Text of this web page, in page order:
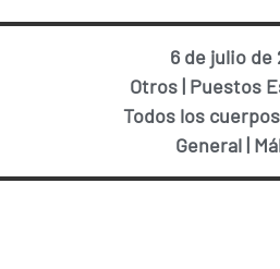
6 de julio de
Otros| Puestos
Todos los
General |